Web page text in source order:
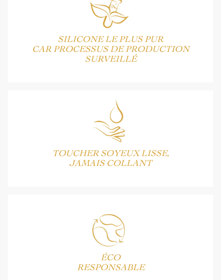
SILICONE LE PLUS PUR
CAR PROCESSUS DE PRODUCTION
SURVEILLÉ
TOUCHER SOYEUX LISSE,
JAMAIS COLLANT
ÉCO
RESPONSABLE